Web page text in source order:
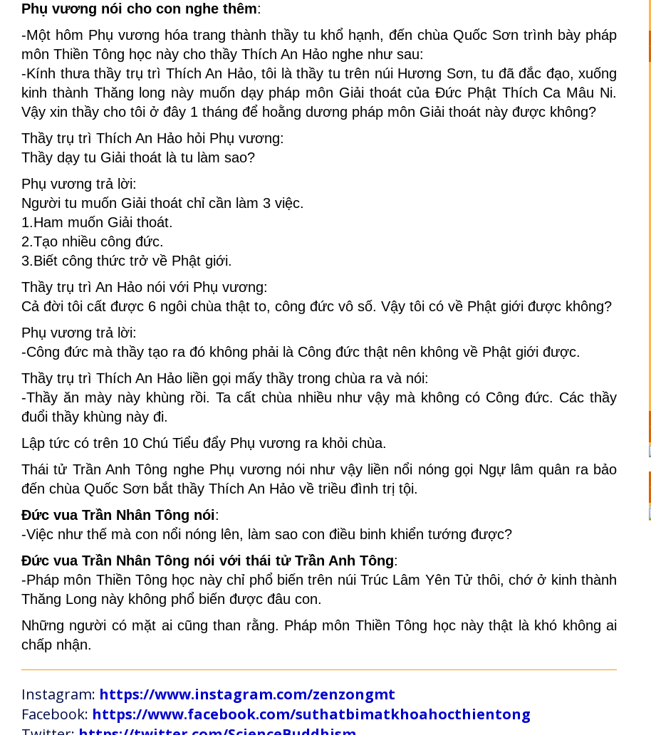
Phụ vương nói cho con nghe thêm:
-Một hôm Phụ vương hóa trang thành thầy tu khổ hạnh, đến chùa Quốc Sơn trình bày pháp
môn Thiền Tông học này cho thầy Thích An Hảo nghe như sau:
-Kính thưa thầy trụ trì Thích An Hảo, tôi là thầy tu trên núi Hương Sơn, tu đã đắc đạo, xuống
kinh thành Thăng long này muốn dạy pháp môn Giải thoát của Đức Phật Thích Ca Mâu Ni.
Vậy xin thầy cho tôi ở đây 1 tháng để hoằng dương pháp môn Giải thoát này được không?
Thầy trụ trì Thích An Hảo hỏi Phụ vương:
Thầy dạy tu Giải thoát là tu làm sao?
Phụ vương trả lời:
Người tu muốn Giải thoát chỉ cần làm 3 việc.
1.Ham muốn Giải thoát.
2.Tạo nhiều công đức.
3.Biết công thức trở về Phật giới.
Thầy trụ trì An Hảo nói với Phụ vương:
Cả đời tôi cất được 6 ngôi chùa thật to, công đức vô số. Vậy tôi có về Phật giới được không?
Phụ vương trả lời:
-Công đức mà thầy tạo ra đó không phải là Công đức thật nên không về Phật giới được.
Thầy trụ trì Thích An Hảo liền gọi mấy thầy trong chùa ra và nói:
-Thầy ăn mày này khùng rồi. Ta cất chùa nhiều như vậy mà không có Công đức. Các thầy
đuổi thầy khùng này đi.
Lập tức có trên 10 Chú Tiểu đẩy Phụ vương ra khỏi chùa.
Thái tử Trần Anh Tông nghe Phụ vương nói như vậy liền nổi nóng gọi Ngự lâm quân ra bảo
đến chùa Quốc Sơn bắt thầy Thích An Hảo về triều đình trị tội.
Đức vua Trần Nhân Tông nói:
-Việc như thế mà con nổi nóng lên, làm sao con điều binh khiển tướng được?
Đức vua Trần Nhân Tông nói với thái tử Trần Anh Tông:
-Pháp môn Thiền Tông học này chỉ phổ biến trên núi Trúc Lâm Yên Tử thôi, chớ ở kinh thành
Thăng Long này không phổ biến được đâu con.
Những người có mặt ai cũng than rằng. Pháp môn Thiền Tông học này thật là khó không ai
chấp nhận.
Instagram: https://www.instagram.com/zenzongmt
Facebook: https://www.facebook.com/suthatbimatkhoahocthientong